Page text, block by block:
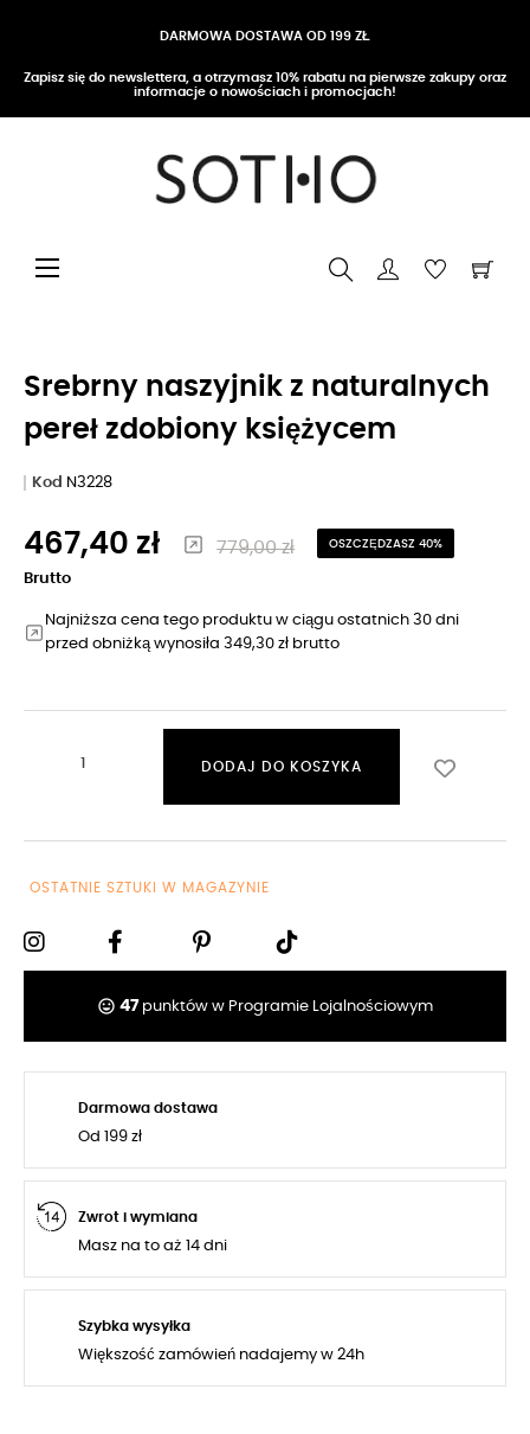
DARMOWA DOSTAWA OD 199 ZŁ
Zapisz się do newslettera, a otrzymasz 10% rabatu na pierwsze zakupy oraz
informacje o nowościach i promocjach!
Przełącz nawigację
☰
Srebrny naszyjnik z naturalnych
pereł zdobiony księżycem
Kod N3228
467,40 zł 779,00 zł OSZCZĘDZASZ 40%
Brutto
Najniższa cena tego produktu w ciągu ostatnich 30 dni
przed obniżką wynosiła 349,30 zł brutto
DODAJ DO KOSZYKA
OSTATNIE SZTUKI W MAGAZYNIE
tag_faces 47punktów w Programie Lojalnościowym
Darmowa dostawa
Od 199 zł
Zwrot i wymiana
Masz na to aż 14 dni
Szybka wysyłka
Większość zamówień nadajemy w 24h